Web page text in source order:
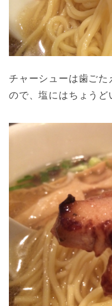
チャーシューは歯ごた
ので、塩にはちょうど